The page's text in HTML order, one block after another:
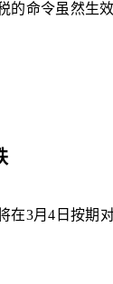
的命令虽然生
在3月4日按期